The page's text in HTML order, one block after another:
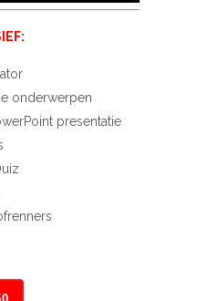
onderwerpen
presentatie